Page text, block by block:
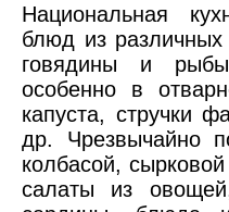
Национальная
блюд из
говядины и
особенно в
капуста, стручки
др. Чрезвычайно
колбасой,
салаты из